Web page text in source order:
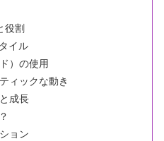
役割
イル
）の使用
ィックな動き
成長
ョン